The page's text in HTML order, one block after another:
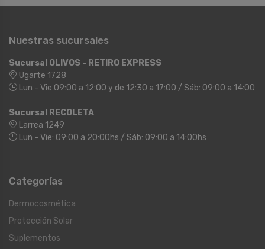
Nuestras sucursales
Sucursal OLIVOS - RETIRO EXPRESS
Ugarte 1728
Lun - Vie 09:00 a 12:00 y de 12:30 a 17:00 / Sáb: 09:00 a 14:00
Sucursal RECOLETA
Larrea 1249
Lun - Vie: 09:00 a 20:00hs / Sáb: 09:00 a 14:00hs
Categorías
Dermocosmética
Protección Solar
Suplementos